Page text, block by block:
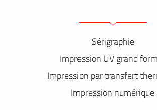
Sérigraphie
Impression UV grand
Impression par transfert
Impression numérique